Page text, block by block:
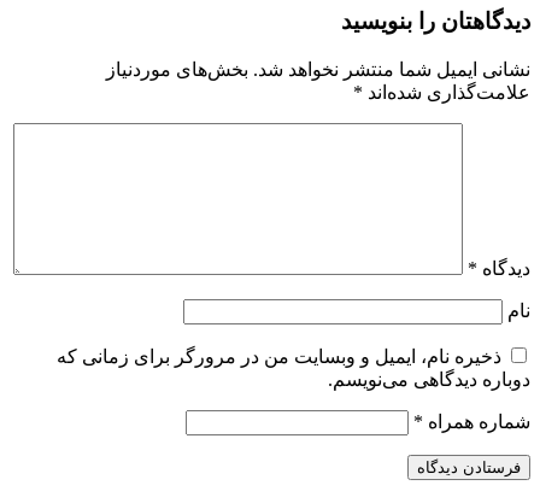
را بنویسید
ایمیل شما منتشر نخواهد شد. بخش‌های موردنیاز
شده‌اند*
*
ذخیره نام، ایمیل و وبسایت من در مرورگر برای زمانی که
دیدگاهی می‌نویسم.
همراه *